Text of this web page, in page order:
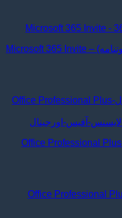
خرید لایسنس آفیس 2019 اورجینال-Office Professional Plus